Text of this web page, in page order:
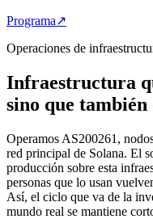
Programa↗
Operaciones de
Infraestructura
sino que también
Operamos AS200261,
red principal de Solana. El
producción sobre esta
personas que lo usan
Así, el ciclo que va de la
mundo real se mantiene